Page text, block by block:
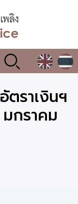
ราเงินฯ
กราคม